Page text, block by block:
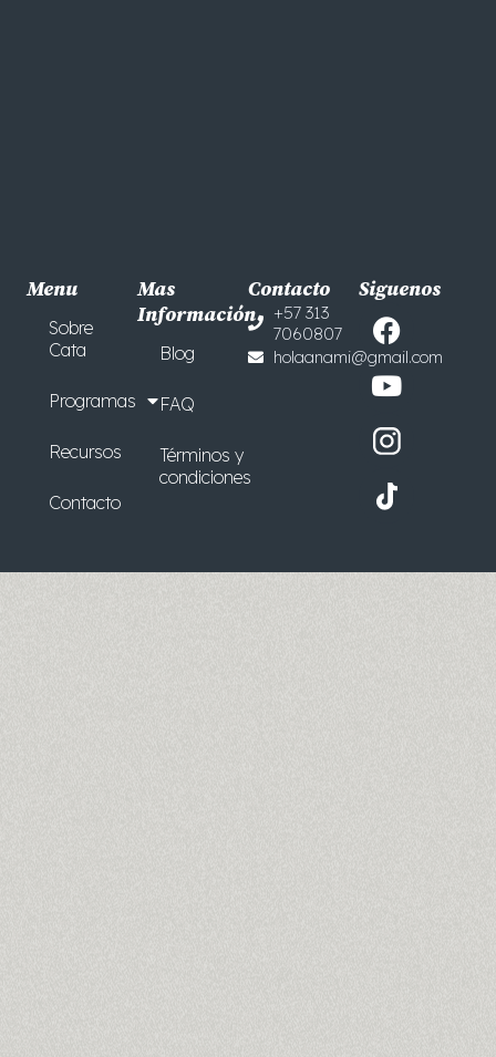
Menu
Sobre
Cata
Programas
Recursos
Contacto
Mas
Información
Blog
FAQ
Términos y
condiciones
Siguenos
F
a
c
e
b
o
o
k
Y
o
u
t
u
b
e
Contacto
+57 313
7060807
holaanami@gmail.com